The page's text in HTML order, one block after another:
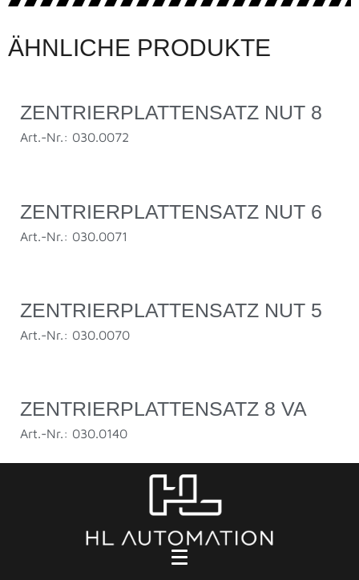
ÄHNLICHE PRODUKTE
ZENTRIERPLATTENSATZ NUT 8
Art.-Nr.: 030.0072
ZENTRIERPLATTENSATZ NUT 6
Art.-Nr.: 030.0071
ZENTRIERPLATTENSATZ NUT 5
Art.-Nr.: 030.0070
ZENTRIERPLATTENSATZ 8 VA
Art.-Nr.: 030.0140